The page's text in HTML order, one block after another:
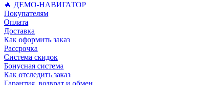
🔥 ДЕМО-НАВИГАТОР
Покупателям
Оплата
Доставка
Как оформить заказ
Рассрочка
Система скидок
Бонусная система
Как отследить заказ